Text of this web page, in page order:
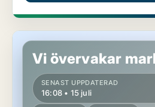
Butikslokal i Västerås
Vi övervakar
SENAST UPPDATERAD
16:08 • 15 juli